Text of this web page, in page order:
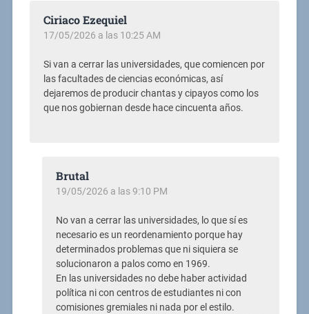
Ciriaco Ezequiel
17/05/2026 a las 10:25 AM
Si van a cerrar las universidades, que comiencen por
las facultades de ciencias económicas, así
dejaremos de producir chantas y cipayos como los
que nos gobiernan desde hace cincuenta años.
Brutal
19/05/2026 a las 9:10 PM
No van a cerrar las universidades, lo que sí es
necesario es un reordenamiento porque hay
determinados problemas que ni siquiera se
solucionaron a palos como en 1969.
En las universidades no debe haber actividad
política ni con centros de estudiantes ni con
comisiones gremiales ni nada por el estilo.